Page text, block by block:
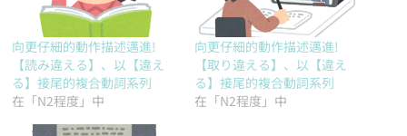
向更仔細的動作描述邁進!
【読み違える】、以【違え
る】接尾的複合動詞系列
在「N2程度」中
向更仔細的動作描述邁進!
【取り違える】、以【違え
る】接尾的複合動詞系列
在「N2程度」中